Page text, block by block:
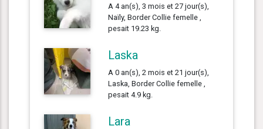
A 4 an(s), 3 mois et 27 jour(s),
Naïly, Border Collie femelle ,
pesait 19.23 kg.
Laska
A 0 an(s), 2 mois et 21 jour(s),
Laska, Border Collie femelle ,
pesait 4.9 kg.
Lara